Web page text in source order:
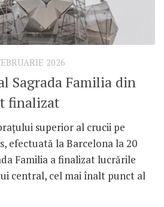
2026
Sagrada Familia din
finalizat
superior al crucii pe
efectuată la Barcelona la 20
Familia a finalizat lucrările
central, cel mai înalt punct al